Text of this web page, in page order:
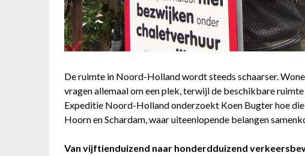
De ruimte in Noord-Holland wordt steeds schaarser.
vragen allemaal om een plek, terwijl de beschikbare
Expeditie Noord-Holland onderzoekt Koen Bugter hoe
Hoorn en Schardam, waar uiteenlopende belangen
Van vijftienduizend naar honderdduizend